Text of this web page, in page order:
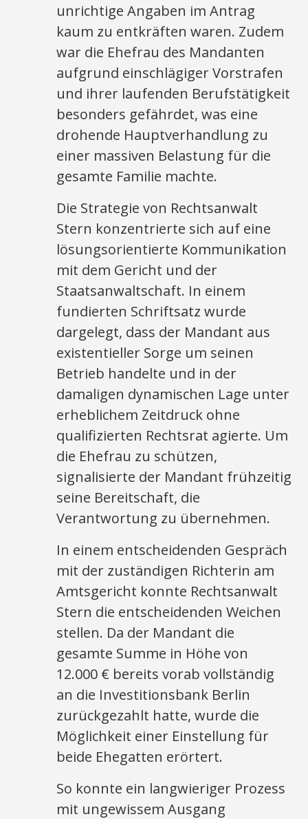
unrichtige Angaben im Antrag
kaum zu entkräften waren. Zudem
war die Ehefrau des Mandanten
aufgrund einschlägiger Vorstrafen
und ihrer laufenden Berufstätigkeit
besonders gefährdet, was eine
drohende Hauptverhandlung zu
einer massiven Belastung für die
gesamte Familie machte.
Die Strategie von Rechtsanwalt
Stern konzentrierte sich auf eine
lösungsorientierte Kommunikation
mit dem Gericht und der
Staatsanwaltschaft. In einem
fundierten Schriftsatz wurde
dargelegt, dass der Mandant aus
existentieller Sorge um seinen
Betrieb handelte und in der
damaligen dynamischen Lage unter
erheblichem Zeitdruck ohne
qualifizierten Rechtsrat agierte. Um
die Ehefrau zu schützen,
signalisierte der Mandant frühzeitig
seine Bereitschaft, die
Verantwortung zu übernehmen.
In einem entscheidenden Gespräch
mit der zuständigen Richterin am
Amtsgericht konnte Rechtsanwalt
Stern die entscheidenden Weichen
stellen. Da der Mandant die
gesamte Summe in Höhe von
12.000 € bereits vorab vollständig
an die Investitionsbank Berlin
zurückgezahlt hatte, wurde die
Möglichkeit einer Einstellung für
beide Ehegatten erörtert.
So konnte ein langwieriger Prozess
mit ungewissem Ausgang